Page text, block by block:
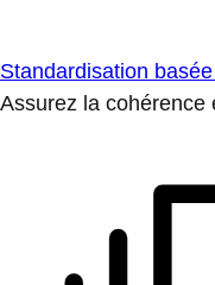
Standardisation
Assurez la cohérence